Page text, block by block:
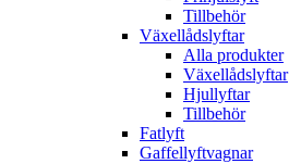
Tillbehör
Växellådslyftar
Alla produkter
Växellådslyftar
Hjullyftar
Tillbehör
Fatlyft
Gaffellyftvagnar